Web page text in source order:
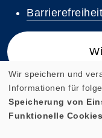
Barrierefreiheit
Cookie
Wir speichern und
Informationen für
Speicherung von
Funktionelle